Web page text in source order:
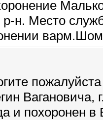
р-н. Место
и похоронен